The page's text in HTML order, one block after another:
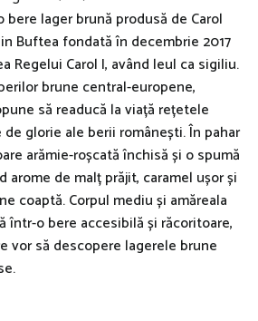
bere lager brună produsă de Carol
Buftea fondată în decembrie 2017
Regelui Carol I, având leul ca sigiliu.
brune central-europene,
să readucă la viață rețetele
glorie ale berii românești. În pahar
arămie-roșcată închisă și o spumă
arome de malț prăjit, caramel ușor și
coaptă. Corpul mediu și amăreala
într-o bere accesibilă și răcoritoare,
vor să descopere lagerele brune